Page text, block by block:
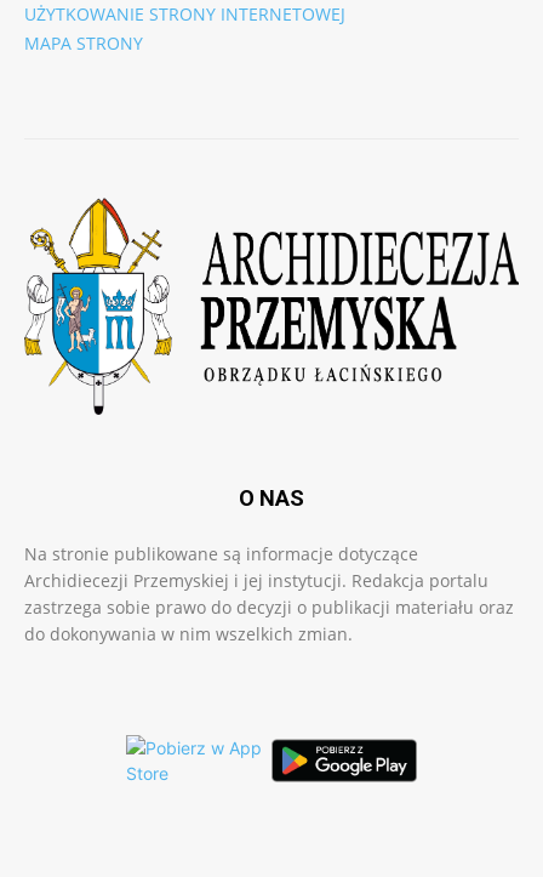
UŻYTKOWANIE STRONY INTERNETOWEJ
MAPA STRONY
O NAS
Na stronie publikowane są informacje dotyczące
Archidiecezji Przemyskiej i jej instytucji. Redakcja portalu
zastrzega sobie prawo do decyzji o publikacji materiału oraz
do dokonywania w nim wszelkich zmian.